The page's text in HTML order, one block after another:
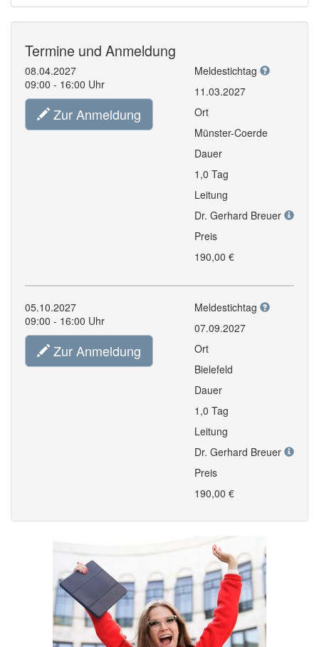
Termine und Anmeldung
08.04.2027
09:00 - 16:00 Uhr
Zur Anmeldung
Meldestichtag
11.03.2027
Ort
Münster-Coerde
Dauer
1,0 Tag
Leitung
Dr. Gerhard Breuer
Preis
190,00 €
05.10.2027
09:00 - 16:00 Uhr
Zur Anmeldung
Meldestichtag
07.09.2027
Ort
Bielefeld
Dauer
1,0 Tag
Leitung
Dr. Gerhard Breuer
Preis
190,00 €